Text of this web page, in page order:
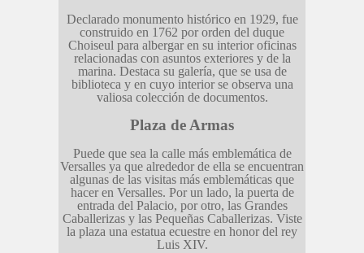
Declarado monumento histórico en 1929, fue
construido en 1762 por orden del duque
Choiseul para albergar en su interior oficinas
relacionadas con asuntos exteriores y de la
marina. Destaca su galería, que se usa de
biblioteca y en cuyo interior se observa una
valiosa colección de documentos.
Plaza de Armas
Puede que sea la calle más emblemática de
Versalles ya que alrededor de ella se encuentran
algunas de las visitas más emblemáticas que
hacer en Versalles. Por un lado, la puerta de
entrada del Palacio, por otro, las Grandes
Caballerizas y las Pequeñas Caballerizas. Viste
la plaza una estatua ecuestre en honor del rey
Luis XIV.